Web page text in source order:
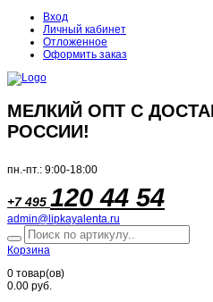
Вход
Личный кабинет
Отложенное
Оформить заказ
МЕЛКИЙ ОПТ С
РОССИИ!
пн.-пт.: 9:00-18:00
+7 495 120 44 54
admin@lipkayalenta.ru
Корзина
0 товар(ов)
0.00 руб.